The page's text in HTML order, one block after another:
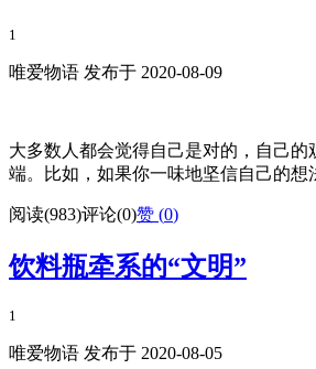
1
唯爱物语 发布于 2020-08-09
大多数人都会觉得自己是对的，自己
端。比如，如果你一味地坚信自己的
阅读(983)评论(0)赞 (0)
饮料瓶牵系的“文明”
1
唯爱物语 发布于 2020-08-05